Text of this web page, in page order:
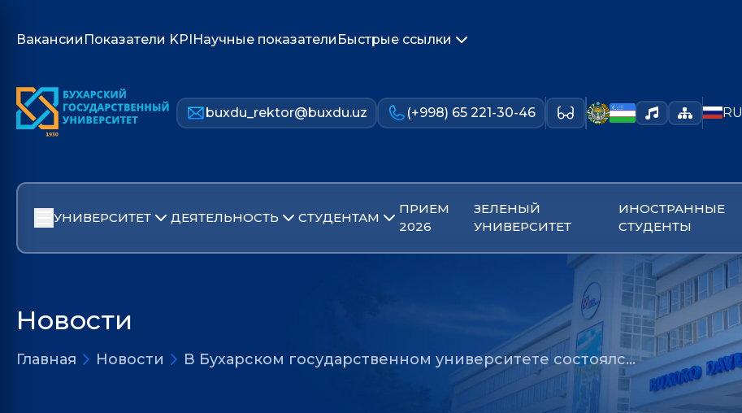
Вакансии Показатели KPIНаучные показатели Быстрые ссылки
buxdu_rektor@buxdu.uz (+998) 65 221-30-46 RU
УНИВЕРСИТЕТ ДЕЯТЕЛЬНОСТЬ СТУДЕНТАМ
ПРИЕМ
2026
ЗЕЛЕНЫЙ
УНИВЕРСИТЕТ
ИНОСТРАННЫЕ
СТУДЕНТЫ
Новости
Главная Новости В Бухарском государственном университете состоялс…